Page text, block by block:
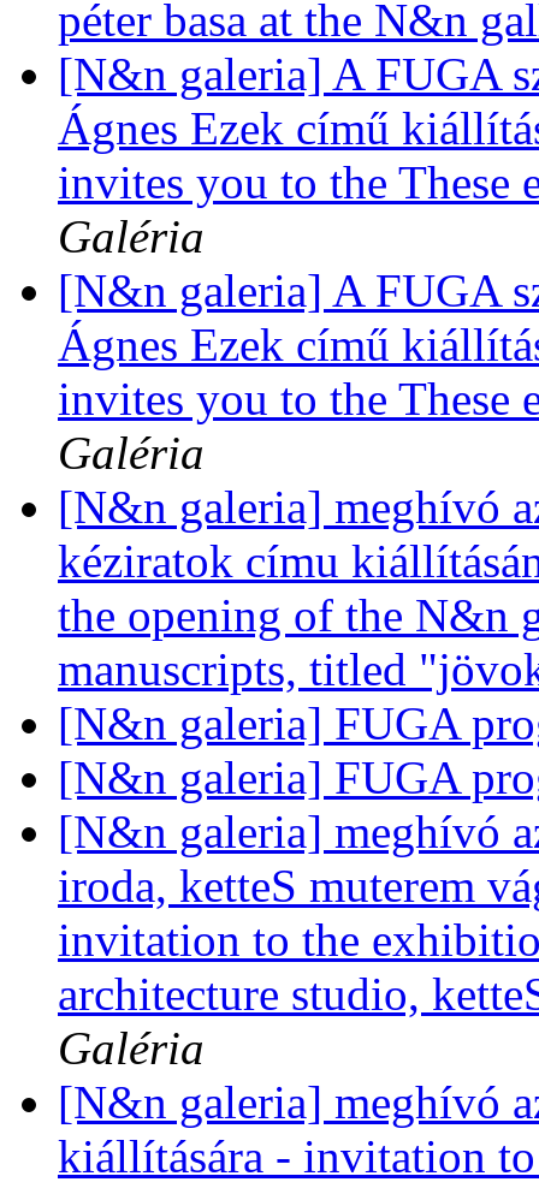
péter basa at the N&n
[N&n galeria] A FUGA
Ágnes Ezek című
invites you to the
Galéria
[N&n galeria] A FUGA
Ágnes Ezek című
invites you to the
Galéria
[N&n galeria] meghívó
kéziratok címu
the opening of the N&n
manuscripts, titled
[N&n galeria] FUGA
[N&n galeria] FUGA
[N&n galeria] meghívó
iroda, ketteS muterem
invitation to the
architecture studio,
Galéria
[N&n galeria] meghívó
kiállítására - invitation